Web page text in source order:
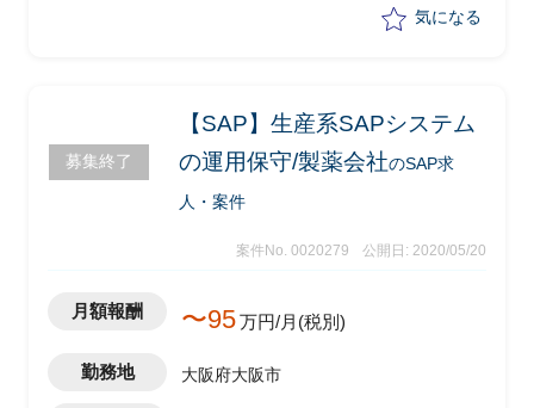
・現行はR/3ですが、2年後にはHANAへ
気になる
募集終了
【SAP】生産系SAPシステム
の運用保守/製薬会社のSAP求
人・案件
案件No. 0020279 公開日: 2020/05/20
月額報酬 〜95万円/月(税別)
勤務地 大阪府大阪市